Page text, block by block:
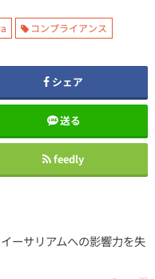
コンプライアンス
シェア
送る
feedly
ーサリアムへの影響力を失